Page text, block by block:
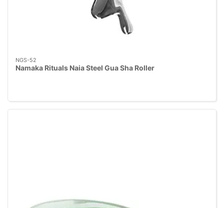
NGS-52
Namaka Rituals Naia Steel Gua Sha Roller